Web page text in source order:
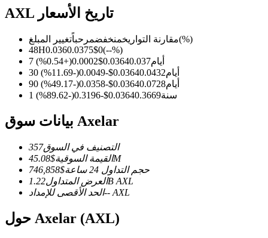
العقود الآجلة USDC
AXL تاريخ الأسعار
مقارنة التواريخمنخفضمرحباًتغيير المبلغ
(%)
48H0.0360.0375$0(--%)
7 أيام
0.03640.037
$
0.0002
(
+
0.54
%)
30 أيام
0.03640.0432
$
-0.0049
(
-11.69
%)
90 أيام
0.03640.0728
$
-0.0358
(
-49.17
%)
1 سنة
0.03640.3669
$
-0.3196
(
-89.62
%)
بيانات سوق Axelar
التصنيف في السوق357
القيمة السوقية$
45.08M
حجم التداول 24 ساعة
$
746,858
العرض المتداول1.22B AXL
الحد الأقصى للإمداد-- AXL
حول Axelar (AXL)